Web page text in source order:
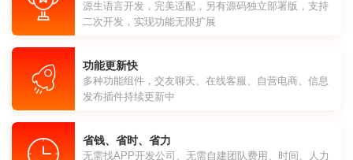
源生语言开发，完美适配，另有源码独立部署版，支持
二次开发，实现功能无限扩展
功能更新快
多种功能组件，交友聊天、在线客服、自营电商、信息
发布插件持续更新中
省钱、省时、省力
无需找APP开发公司、无需自建团队费用、时间、人力